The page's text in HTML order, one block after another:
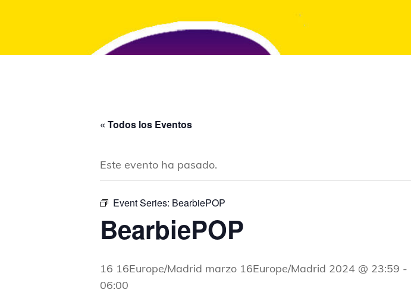
« Todos los Eventos
Este evento ha pasado.
Event Series: BearbiePOP
BearbiePOP
16 16Europe/Madrid marzo 16Europe/Madrid 2024 @ 23:59 -
06:00